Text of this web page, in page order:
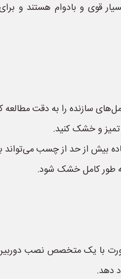
قوی و بادوام هستند و
سازنده را به دقت مطالعه
و خشک کنید.
بیش از حد از چسب
طور کامل خشک شود.
با یک متخصص نصب
دهد.